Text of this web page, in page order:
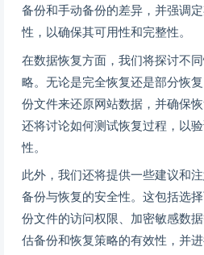
备份和手动备份的差异，并强调
性，以确保其可用性和完整性。
在数据恢复方面，我们将探讨不
略。无论是完全恢复还是部分恢
份文件来还原网站数据，并确保
还将讨论如何测试恢复过程，以
性。
此外，我们还将提供一些建议和
备份与恢复的安全性。这包括选
份文件的访问权限、加密敏感数
估备份和恢复策略的有效性，并进